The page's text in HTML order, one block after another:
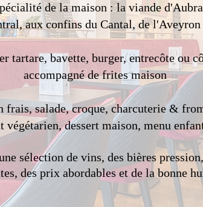
de la maison : la viande
aux confins du Cantal, de
tartare, bavette, burger, entrecôte ou
accompagné de frites ​maison
frais, salade, croque, charcuterie &
végétarien, dessert maison, menu
sélection de vins, des bières
des prix abordables et de la bonne